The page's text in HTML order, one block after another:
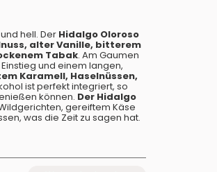
hell. Der Hidalgo Oloroso
alter Vanille, bitterem
Tabak. Am Gaumen
und einem langen,
Karamell, Haselnüssen,
ist perfekt integriert, so
können. Der Hidalgo
gereiftem Käse
was die Zeit zu sagen hat.